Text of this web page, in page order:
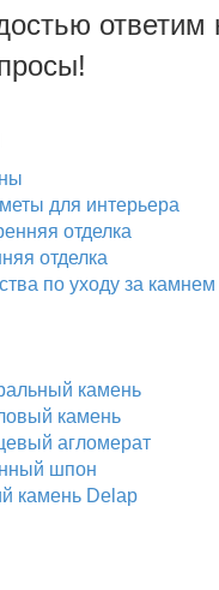
ответим
для интерьера
отделка
отделка
по уходу за камнем
камень
камень
агломерат
шпон
камень Delap